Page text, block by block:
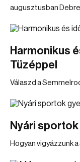
augusztusban
Harmonikus
Tüzéppel
Válaszd a
Nyári
Hogyan vigyázzunk